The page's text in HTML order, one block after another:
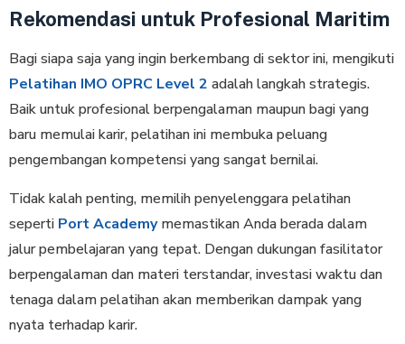
Rekomendasi untuk Profesional Maritim
Bagi siapa saja yang ingin berkembang di sektor ini, mengikuti
Pelatihan IMO OPRC Level 2 adalah langkah strategis.
Baik untuk profesional berpengalaman maupun bagi yang
baru memulai karir, pelatihan ini membuka peluang
pengembangan kompetensi yang sangat bernilai.
Tidak kalah penting, memilih penyelenggara pelatihan
seperti Port Academymemastikan Anda berada dalam
jalur pembelajaran yang tepat. Dengan dukungan fasilitator
berpengalaman dan materi terstandar, investasi waktu dan
tenaga dalam pelatihan akan memberikan dampak yang
nyata terhadap karir.